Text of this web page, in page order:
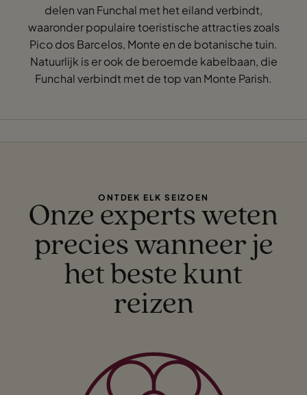
delen van Funchal met het eiland verbindt,
waaronder populaire toeristische attracties zoals
Pico dos Barcelos, Monte en de botanische tuin.
Natuurlijk is er ook de beroemde kabelbaan, die
Funchal verbindt met de top van Monte Parish.
ONTDEK ELK SEIZOEN
Onze experts weten
precies wanneer je
het beste kunt
reizen